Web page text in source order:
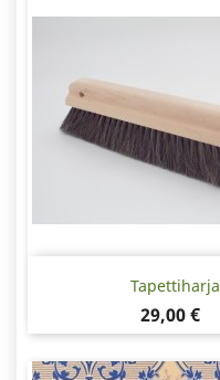
Tapettiharja
Hinta
29,00 €